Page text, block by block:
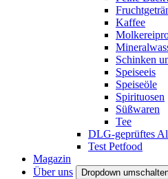
Kaffee
Schinken
Speiseeis
Speiseöle
Spirituosen
Süßwaren
Tee
DLG-geprüftes
Test Petfood
Magazin
Über uns
Dropdown